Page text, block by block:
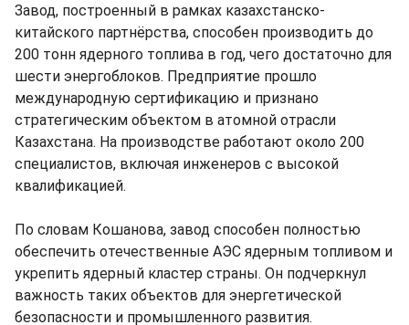
Завод, построенный в рамках казахстанско-
китайского партнёрства, способен производить до
200 тонн ядерного топлива в год, чего достаточно для
шести энергоблоков. Предприятие прошло
международную сертификацию и признано
стратегическим объектом в атомной отрасли
Казахстана. На производстве работают около 200
специалистов, включая инженеров с высокой
квалификацией.
По словам Кошанова, завод способен полностью
обеспечить отечественные АЭС ядерным топливом и
укрепить ядерный кластер страны. Он подчеркнул
важность таких объектов для энергетической
безопасности и промышленного развития.